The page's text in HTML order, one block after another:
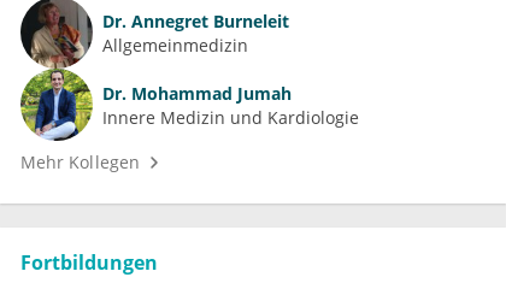
Dr. Annegret Burneleit
Allgemeinmedizin
Dr. Mohammad Jumah
Innere Medizin und Kardiologie
Mehr Kollegen
Fortbildungen